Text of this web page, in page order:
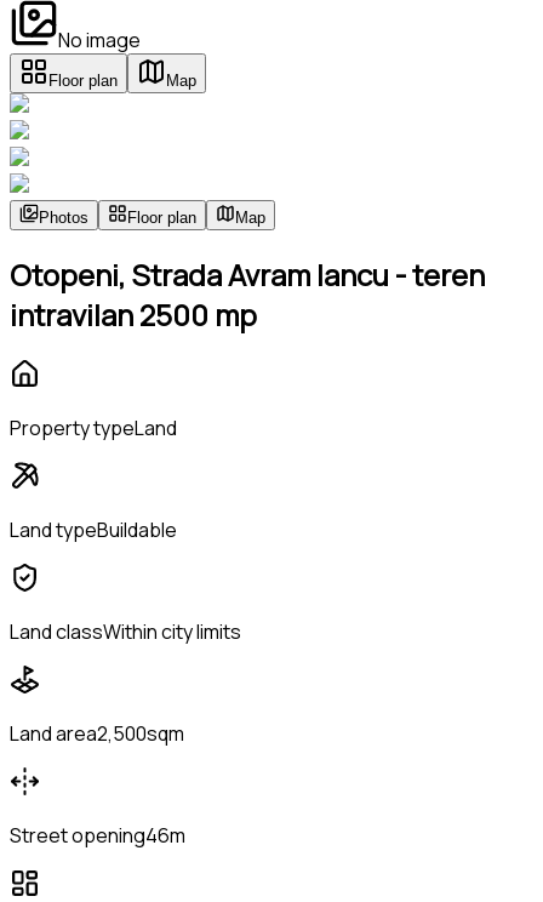
No image
Floor plan Map
Photos Floor plan Map
Otopeni, Strada Avram Iancu - teren
intravilan 2500 mp
Property typeLand
Land typeBuildable
Land classWithin city limits
Land area2,500sqm
Street opening46m